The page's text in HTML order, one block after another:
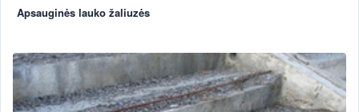
Apsauginės lauko žaliuzės